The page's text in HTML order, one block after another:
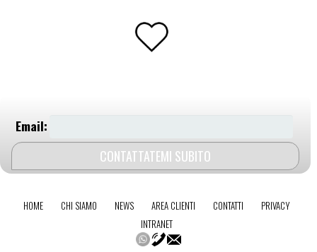
Email:
HOME CHI SIAMO NEWS AREA CLIENTI CONTATTI
PRIVACY
INTRANET